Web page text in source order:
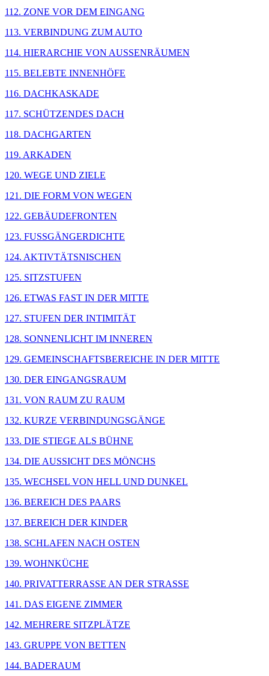
112. ZONE VOR DEM EINGANG
113. VERBINDUNG ZUM AUTO
114. HIERARCHIE VON AUSSENRÄUMEN
115. BELEBTE INNENHÖFE
116. DACHKASKADE
117. SCHÜTZENDES DACH
118. DACHGARTEN
119. ARKADEN
120. WEGE UND ZIELE
121. DIE FORM VON WEGEN
122. GEBÄUDEFRONTEN
123. FUSSGÄNGERDICHTE
124. AKTIVTÄTSNISCHEN
125. SITZSTUFEN
126. ETWAS FAST IN DER MITTE
127. STUFEN DER INTIMITÄT
128. SONNENLICHT IM INNEREN
129. GEMEINSCHAFTSBEREICHE IN DER MITTE
130. DER EINGANGSRAUM
131. VON RAUM ZU RAUM
132. KURZE VERBINDUNGSGÄNGE
133. DIE STIEGE ALS BÜHNE
134. DIE AUSSICHT DES MÖNCHS
135. WECHSEL VON HELL UND DUNKEL
136. BEREICH DES PAARS
137. BEREICH DER KINDER
138. SCHLAFEN NACH OSTEN
139. WOHNKÜCHE
140. PRIVATTERRASSE AN DER STRASSE
141. DAS EIGENE ZIMMER
142. MEHRERE SITZPLÄTZE
143. GRUPPE VON BETTEN
144. BADERAUM